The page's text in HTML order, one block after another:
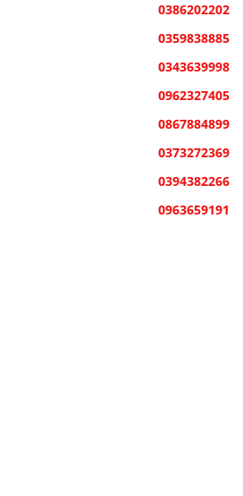
0386202202
0359838885
0343639998
0962327405
0867884899
0373272369
0394382266
0963659191